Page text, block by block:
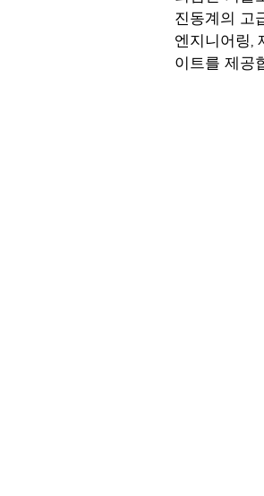
진동계의 고
엔지니어링,
이트를 제공